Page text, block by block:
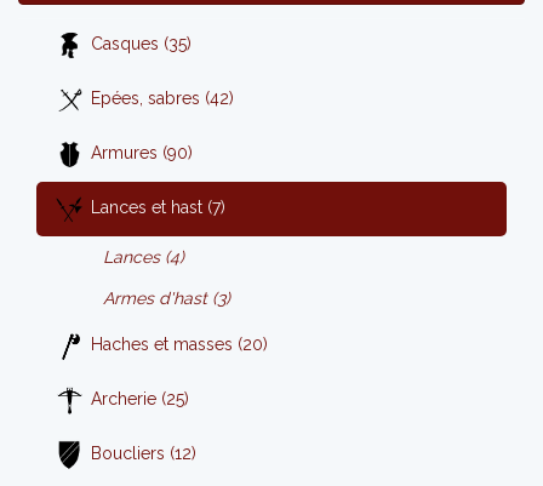
Casques (35)
Epées, sabres (42)
Armures (90)
Lances et hast (7)
Lances (4)
Armes d'hast (3)
Haches et masses (20)
Archerie (25)
Boucliers (12)